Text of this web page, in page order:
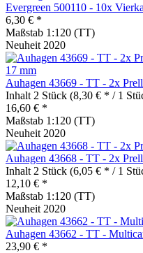
Evergreen 500110 - 10x
6,30 € *
Maßstab 1:120 (TT)
Neuheit 2020
Auhagen 43669 - TT - 2x
Inhalt 2 Stück (8,30 € * / 1
16,60 € *
Maßstab 1:120 (TT)
Neuheit 2020
Auhagen 43668 - TT - 2x
Inhalt 2 Stück (6,05 € * / 1
12,10 € *
Maßstab 1:120 (TT)
Neuheit 2020
Auhagen 43662 - TT -
23,90 € *